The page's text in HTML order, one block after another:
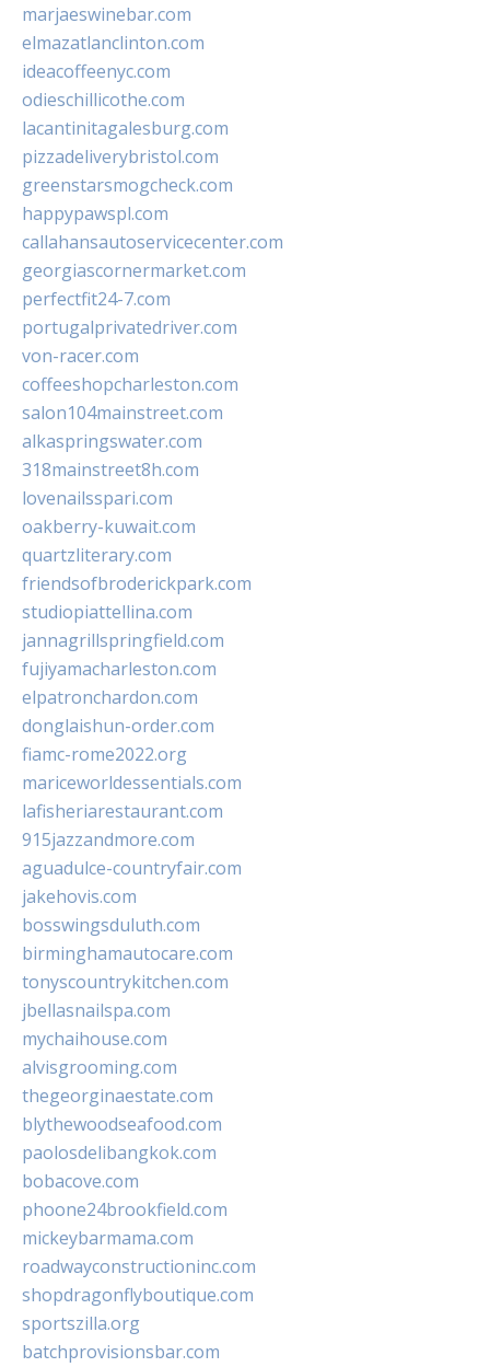
marjaeswinebar.com
elmazatlanclinton.com
ideacoffeenyc.com
odieschillicothe.com
lacantinitagalesburg.com
pizzadeliverybristol.com
greenstarsmogcheck.com
happypawspl.com
callahansautoservicecenter.com
georgiascornermarket.com
perfectfit24-7.com
portugalprivatedriver.com
von-racer.com
coffeeshopcharleston.com
salon104mainstreet.com
alkaspringswater.com
318mainstreet8h.com
lovenailsspari.com
oakberry-kuwait.com
quartzliterary.com
friendsofbroderickpark.com
studiopiattellina.com
jannagrillspringfield.com
fujiyamacharleston.com
elpatronchardon.com
donglaishun-order.com
fiamc-rome2022.org
mariceworldessentials.com
lafisheriarestaurant.com
915jazzandmore.com
aguadulce-countryfair.com
jakehovis.com
bosswingsduluth.com
birminghamautocare.com
tonyscountrykitchen.com
jbellasnailspa.com
mychaihouse.com
alvisgrooming.com
thegeorginaestate.com
blythewoodseafood.com
paolosdelibangkok.com
bobacove.com
phoone24brookfield.com
mickeybarmama.com
roadwayconstructioninc.com
shopdragonflyboutique.com
sportszilla.org
batchprovisionsbar.com